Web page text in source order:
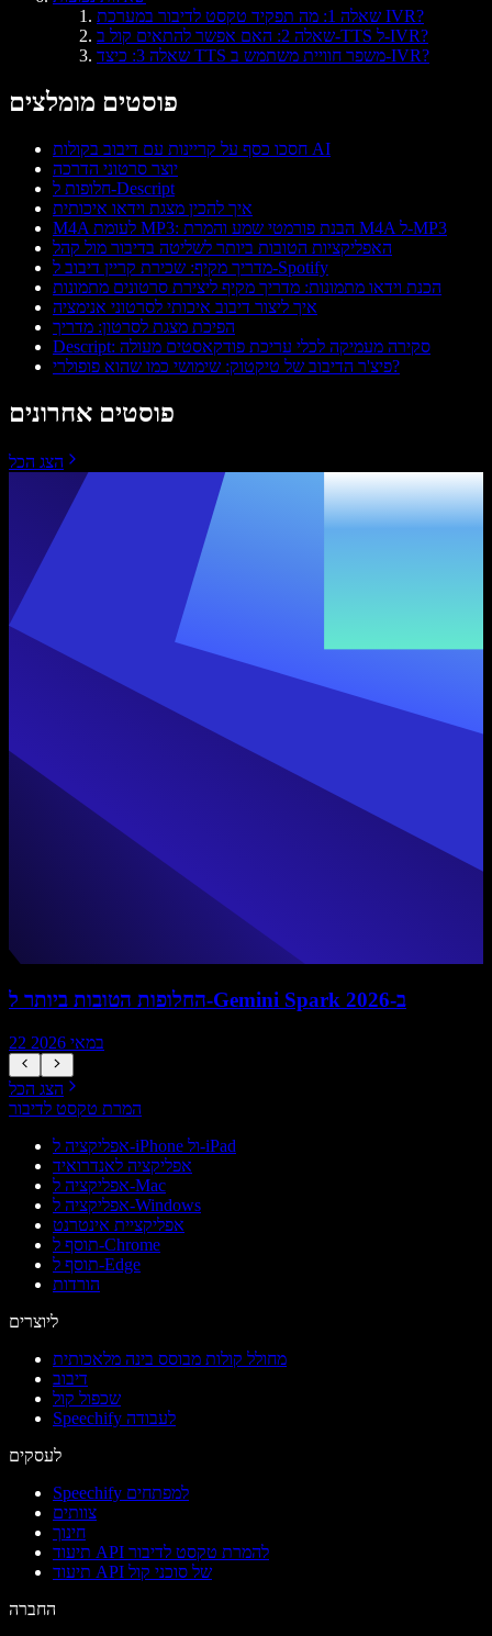
שאלה 1: מה תפקיד טקסט לדיבור במערכת IVR?
שאלה 2: האם אפשר להתאים קול ב-TTS ל-IVR?
שאלה 3: כיצד TTS משפר חוויית משתמש ב-IVR?
פוסטים מומלצים
חסכו כסף על קריינות עם דיבוב בקולות AI
יוצר סרטוני הדרכה
חלופות ל-Descript
איך להכין מצגת וידאו איכותית
M4A לעומת MP3: הבנת פורמטי שמע והמרת M4A ל-MP3
האפליקציות הטובות ביותר לשליטה בדיבור מול קהל
מדריך מקיף: שכירת קריין דיבוב ל-Spotify
הכנת וידאו מתמונות: מדריך מקיף ליצירת סרטונים מתמונות
איך ליצור דיבוב איכותי לסרטוני אנימציה
הפיכת מצגת לסרטון: מדריך
Descript: סקירה מעמיקה לכלי עריכת פודקאסטים מעולה
פיצ'ר הדיבוב של טיקטוק: שימושי כמו שהוא פופולרי?
פוסטים אחרונים
הצג הכל
החלופות הטובות ביותר ל-Gemini Spark ב-2026
22 במאי 2026
הצג הכל
המרת טקסט לדיבור
אפליקציה ל-iPhone ול-iPad
אפליקציה לאנדרואיד
אפליקציה ל-Mac
אפליקציה ל-Windows
אפליקציית אינטרנט
תוסף ל-Chrome
תוסף ל-Edge
הורדות
ליוצרים
מחולל קולות מבוסס בינה מלאכותית
דיבוב
שכפול קול
Speechify לעבודה
לעסקים
Speechify למפתחים
צוותים
חינוך
תיעוד API להמרת טקסט לדיבור
תיעוד API של סוכני קול
החברה